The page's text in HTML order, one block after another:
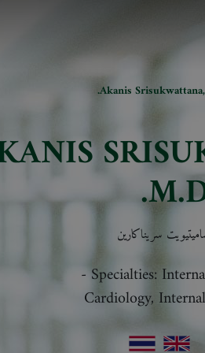
Akanis
سريناكارين
Specialties:
-
Cardiology,